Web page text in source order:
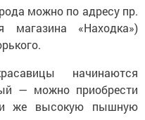
можно по адресу пр.
магазина «Находка»)
начинаются
— можно приобрести
же высокую пышную